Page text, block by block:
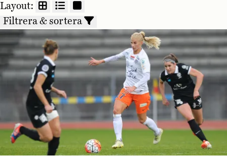
Layout:
Filtrera & sortera